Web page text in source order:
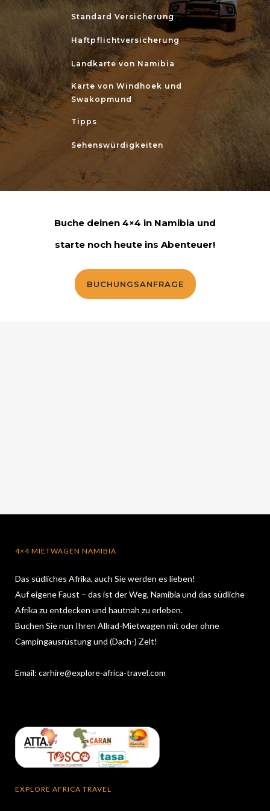
Standard Versicherung
Haftpflichtversicherung
Landkarte von Namibia
Karte von Windhoek und
Swakopmund
Tipps
Sehenswürdigkeiten
Buche deinen 4×4 in Namibia und
starte noch heute ins Abenteuer!
BUCHUNGSANFRAGE
4×4 MIETWAGEN NAMIBIA
Das südliches Afrika, auch Sie werden es lieben!
Auf eigene Faust – das ist der Weg, Namibia und das südliche
Afrika zu entdecken und hautnah zu erleben.
Buchen Sie nun Ihren Allrad-Mietwagen mit oder ohne
Campingausrüstung und (Dach-) Zelt!
Email: carhire@explore-africa-travel.com
EXPLORE AFRICA TRAVEL